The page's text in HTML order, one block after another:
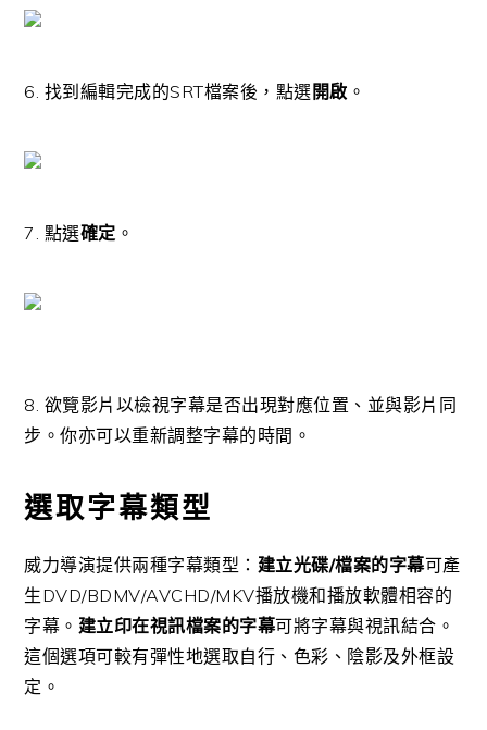
6. 找到編輯完成的SRT檔案後，點選 開啟 。
7. 點選確定 。
8. 欲覽影片以檢視字幕是否出現對應位置、並與影片同
步。你亦可以重新調整字幕的時間。
選取字幕類型
威力導演提供兩種字幕類型： 建立光碟/檔案的字幕可產
生DVD/BDMV/AVCHD/MKV播放機和播放軟體相容的
字幕。 建立印在視訊檔案的字幕可將字幕與視訊結合。
這個選項可較有彈性地選取自行、色彩、陰影及外框設
定。